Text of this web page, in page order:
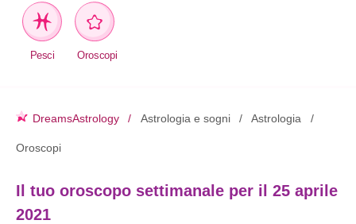
Pesci Oroscopi
DreamsAstrology Astrologia e sogni Astrologia
Oroscopi
Il tuo oroscopo settimanale per il 25 aprile
2021